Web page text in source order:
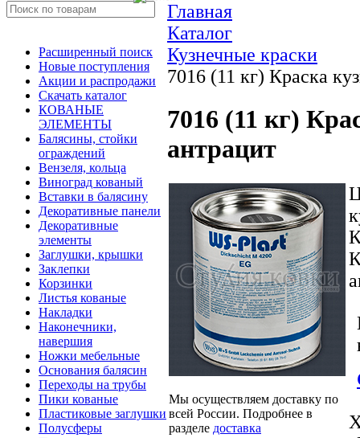
Расширенный поиск
Новые поступления
Акции и распродажи
Скачать каталог
КОВАНЫЕ
ЭЛЕМЕНТЫ
Балясины, стойки
ограждений
Вензеля, кольца
Виноград кованый
Вставки в балясину
Декоративные панели
Декоративные
элементы
Заглушки, крышки
Заклепки
Корзинки
Листья кованые
Накладки
Наконечники,
навершия
Ножки мебельные
Основания балясин
Переходы на трубы
Пики кованые
Пластиковые заглушки
Полусферы
Главная
Каталог
Кузнечные краски
7016 (11 кг) Краска
7016 (11 кг)
антрацит
Мы осуществляем доставку по
всей России. Подробнее в
разделе доставка